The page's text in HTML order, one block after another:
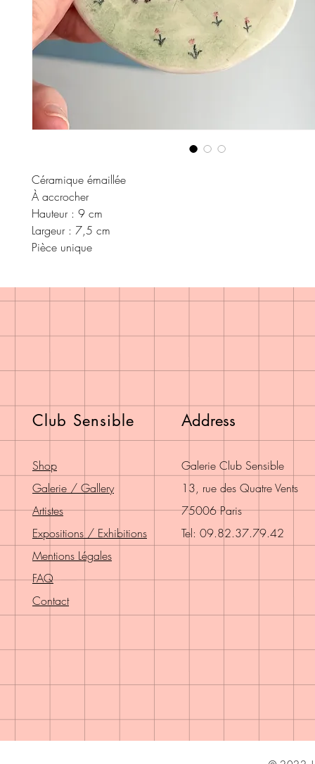
Céramique émaillée
À accrocher
Hauteur : 9 cm
Largeur : 7,5 cm
Pièce unique
Club Sensible
Shop
Galerie / Gallery
Artistes
Expositions / Exhibitions
Mentions Légales
FAQ
Contact
Address
Galerie Club Sensible
13, rue des Quatre Vents
75006 Paris
Tel: 09.82.37.79.42